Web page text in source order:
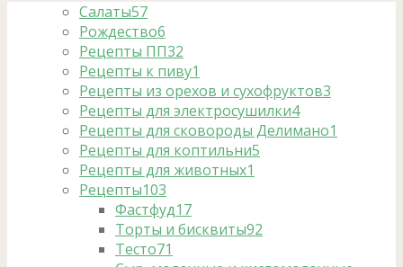
Салаты57
Рождество6
Рецепты ПП32
Рецепты к пиву1
Рецепты из орехов и сухофруктов3
Рецепты для электросушилки4
Рецепты для сковороды Делимано1
Рецепты для коптильни5
Рецепты для животных1
Рецепты103
Фастфуд17
Торты и бисквиты92
Тесто71